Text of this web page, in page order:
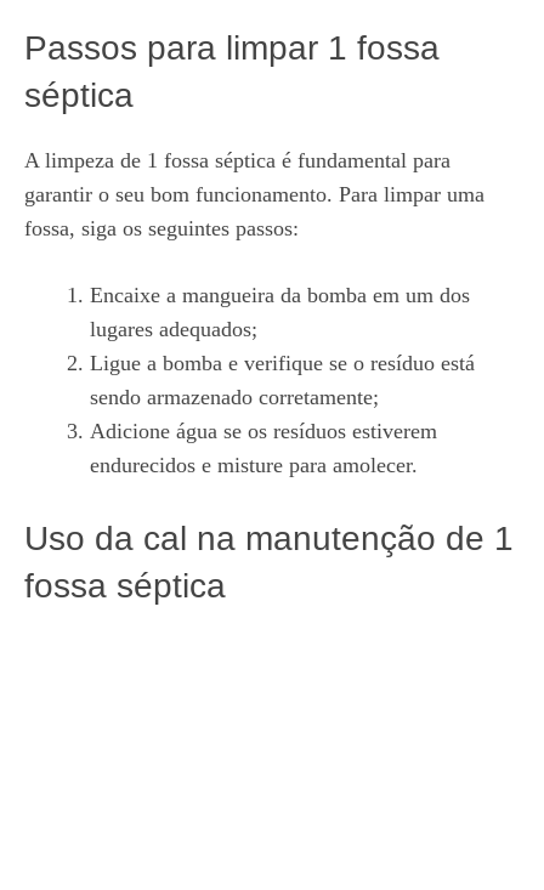
Passos para limpar 1 fossa
séptica
A limpeza de 1 fossa séptica é fundamental para
garantir o seu bom funcionamento. Para limpar uma
fossa, siga os seguintes passos:
Encaixe a mangueira da bomba em um dos
lugares adequados;
Ligue a bomba e verifique se o resíduo está
sendo armazenado corretamente;
Adicione água se os resíduos estiverem
endurecidos e misture para amolecer.
Uso da cal na manutenção de 1
fossa séptica